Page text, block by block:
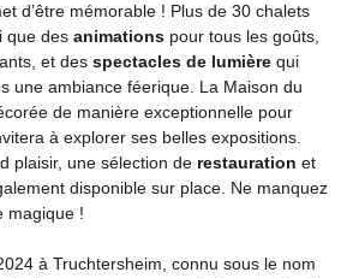
d’être mémorable ! Plus de 30 chalets
que des animations pour tous les goûts,
et des spectacles de lumière qui
une ambiance féerique. La Maison du
de manière exceptionnelle pour
à explorer ses belles expositions.
plaisir, une sélection de restauration et
disponible sur place. Ne manquez
magique !
à Truchtersheim, connu sous le nom